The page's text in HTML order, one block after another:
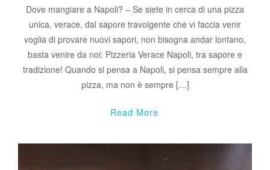
Dove mangiare a Napoli? – Se siete in cerca di una pizza
unica, verace, dal sapore travolgente che vi faccia venir
voglia di provare nuovi sapori, non bisogna andar lontano,
basta venire da noi: Pizzeria Verace Napoli, tra sapore e
tradizione! Quando si pensa a Napoli, si pensa sempre alla
pizza, ma non è sempre […]
Read More